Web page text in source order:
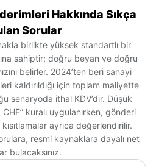
Hakkında Sıkça
Sorular
birlikte yüksek standartlı bir
sahiptir; doğru beyan ve doğru
belirler. 2024’ten beri sanayi
kaldırıldığı için toplam maliyette
senaryoda ithal KDV’dir. Düşük
kuralı uygulanırken, gönderi
ayrıca değerlendirilir.
resmi kaynaklara dayalı net
bulacaksınız.